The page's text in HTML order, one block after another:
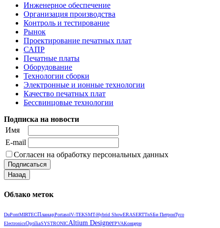
Инженерное обеспечение
Организация производства
Контроль и тестирование
Рынок
Проектирование печатных плат
САПР
Печатные платы
Оборудование
Технологии сборки
Электронные и ионные технологии
Качество печатных плат
Бессвинцовые технологии
Подписка на новости
Имя
E-mail
Согласен на обработку персональных данных
Облако меток
DuPontMIRTECПланарPortasolV‑TEKSMT-Hybrid ShowERASERTTnSБи ПитронTyco
ElectronicsOptiliaSYSTRONICAltium DesignerPVAКонцерн